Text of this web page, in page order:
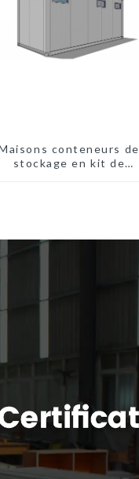
conteneurs de
stockage en kit de